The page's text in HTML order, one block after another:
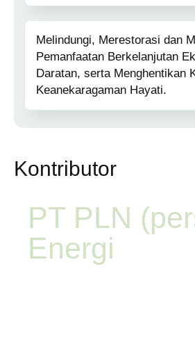
Melindungi, Merestorasi dan
Pemanfaatan Berkelanjutan
Daratan, serta Menghentikan
Keanekaragaman Hayati.​
Kontributor
PT PLN
Energi